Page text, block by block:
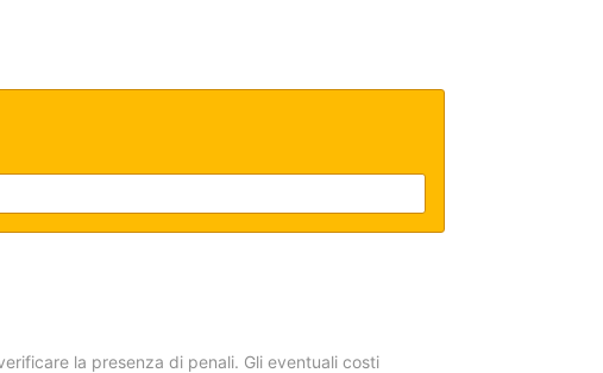
la presenza di penali. Gli eventuali costi